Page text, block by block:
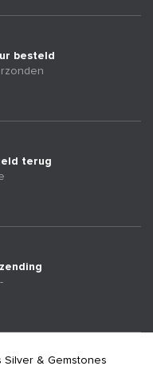
besteld
terug
& Gemstones